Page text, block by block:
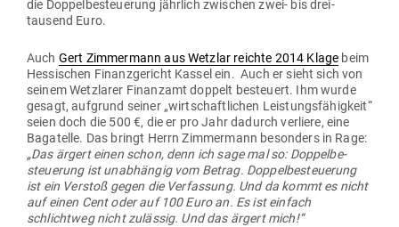
die Dop­pel­be­steuerung jährlich zwi­schen zwei- bis drei­
tausend Euro.
Auch Gert Zim­mermann aus Wetzlar reichte 2014 Klage beim
Hes­si­schen Finanz­ge­richt Kassel ein. Auch er sieht sich von
seinem Wetz­larer Finanzamt doppelt besteuert. Ihm wurde
gesagt, auf­grund seiner „wirt­schaft­lichen Leis­tungs­fä­higkeit“
seien doch die 500 €, die er pro Jahr dadurch ver­liere, eine
Baga­telle. Das bringt Herrn Zim­mermann besonders in Rage:
„Das ärgert einen schon, denn ich sage mal so: Dop­pel­be­
steuerung ist unab­hängig vom Betrag. Dop­pel­be­steuerung
ist ein Verstoß gegen die Ver­fassung. Und da kommt es nicht
auf einen Cent oder auf 100 Euro an. Es ist einfach
schlichtweg nicht zulässig. Und das ärgert mich!“